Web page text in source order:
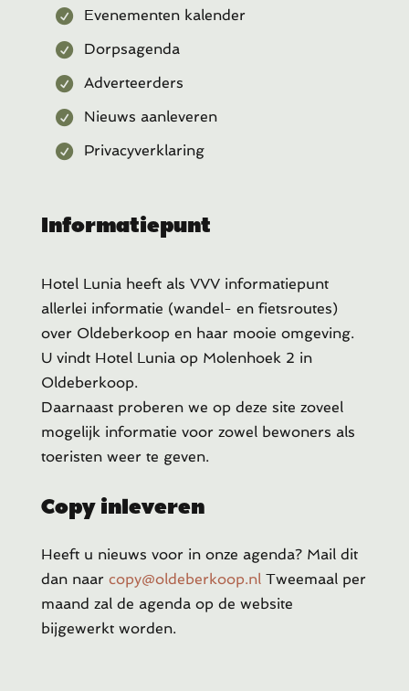
Evenementen kalender
Dorpsagenda
Adverteerders
Nieuws aanleveren
Privacyverklaring
Informatiepunt
Hotel Lunia heeft als VVV informatiepunt
allerlei informatie (wandel- en fietsroutes)
over Oldeberkoop en haar mooie omgeving.
U vindt Hotel Lunia op Molenhoek 2 in
Oldeberkoop.
Daarnaast proberen we op deze site zoveel
mogelijk informatie voor zowel bewoners als
toeristen weer te geven.
Copy inleveren
Heeft u nieuws voor in onze agenda? Mail dit
dan naar copy@oldeberkoop.nl Tweemaal per
maand zal de agenda op de website
bijgewerkt worden.